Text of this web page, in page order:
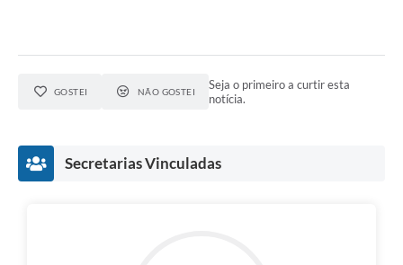
GOSTEI NÃO GOSTEI
Seja o primeiro a curtir esta
notícia.
Secretarias Vinculadas